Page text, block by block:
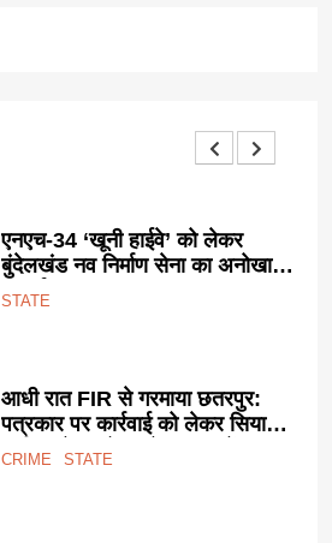
एनएच-34 ‘खूनी हाईवे’ को लेकर
बुंदेलखंड नव निर्माण सेना का अनोखा
प्रदर्शन:
STATE
आधी रात FIR से गरमाया छतरपुर:
पत्रकार पर कार्रवाई को लेकर सियासी
साजिश के आरोप, प्रेस जगत में
CRIME STATE